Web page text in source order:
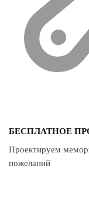
БЕСПЛАТНОЕ
Проектируем
пожеланий